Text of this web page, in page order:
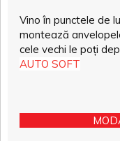
Vino în punctele de
montează
cele vechi le poți
AUTO SOFT